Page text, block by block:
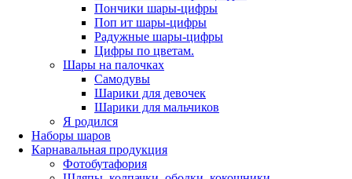
Пончики шары-цифры
Поп ит шары-цифры
Радужные шары-цифры
Цифры по цветам.
Шары на палочках
Самодувы
Шарики для девочек
Шарики для мальчиков
Я родился
Наборы шаров
Карнавальная продукция
Фотобутафория